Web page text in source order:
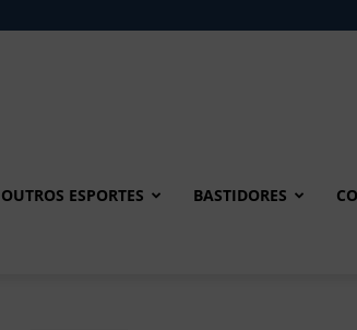
OUTROS ESPORTES BASTIDORES